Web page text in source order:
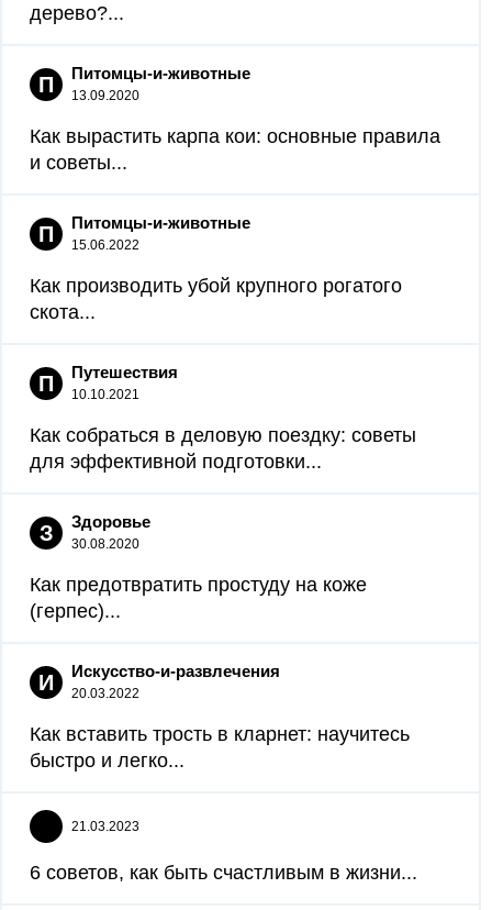
дерево?...
П Питомцы-и-животные
13.09.2020
Как вырастить карпа кои: основные правила
и советы...
П Питомцы-и-животные
15.06.2022
Как производить убой крупного рогатого
скота...
П Путешествия
10.10.2021
Как собраться в деловую поездку: советы
для эффективной подготовки...
З Здоровье
30.08.2020
Как предотвратить простуду на коже
(герпес)...
И Искусство-и-развлечения
20.03.2022
Как вставить трость в кларнет: научитесь
быстро и легко...
21.03.2023
6 советов, как быть счастливым в жизни...